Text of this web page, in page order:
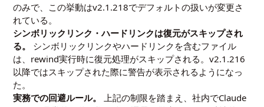
のみで、この挙動はv2.1.218でデフォルトの扱いが変更さ
れている。
シンボリックリンク・ハードリンクは復元がスキップされ
る。
シンボリックリンクやハードリンクを含むファイル
は、rewind実行時に復元処理がスキップされる。v2.1.216
以降ではスキップされた際に警告が表示されるようになっ
た。
実務での回避ルール。
上記の制限を踏まえ、社内でClaude